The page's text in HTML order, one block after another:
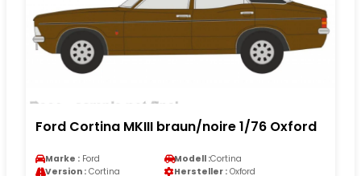
Ford Cortina MKIII braun/noire 1/76 Oxford
Marke : Ford Modell :Cortina
Version : Cortina Hersteller : Oxford